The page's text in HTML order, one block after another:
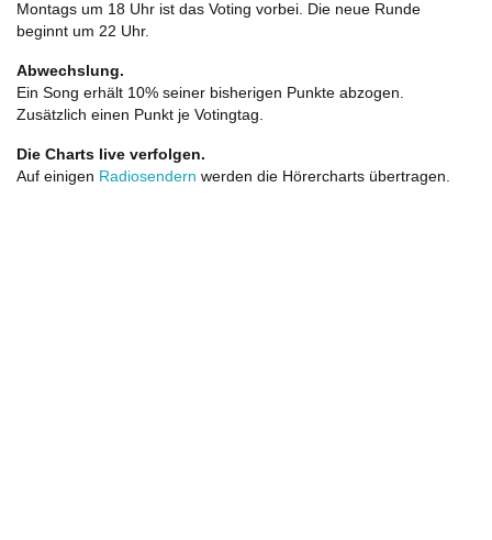
Montags um 18 Uhr ist das Voting vorbei. Die neue Runde
beginnt um 22 Uhr.
Abwechslung.
Ein Song erhält 10% seiner bisherigen Punkte abzogen.
Zusätzlich einen Punkt je Votingtag.
Die Charts live verfolgen.
Auf einigen Radiosendern werden die Hörercharts übertragen.